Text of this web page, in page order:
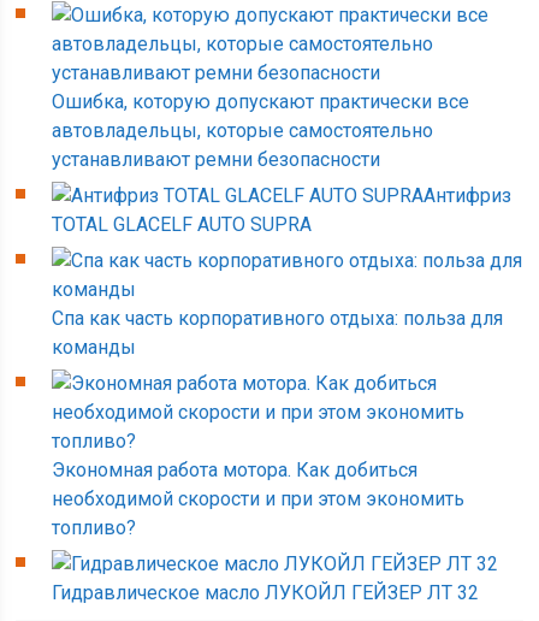
Ошибка, которую допускают практически все
автовладельцы, которые самостоятельно
устанавливают ремни безопасности
Антифриз
TOTAL GLACELF AUTO SUPRA
Спа как часть корпоративного отдыха: польза для
команды
Экономная работа мотора. Как добиться
необходимой скорости и при этом экономить
топливо?
Гидравлическое масло ЛУКОЙЛ ГЕЙЗЕР ЛТ 32